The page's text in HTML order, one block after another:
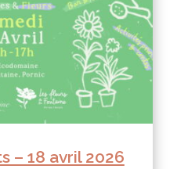
– 18 avril 2026